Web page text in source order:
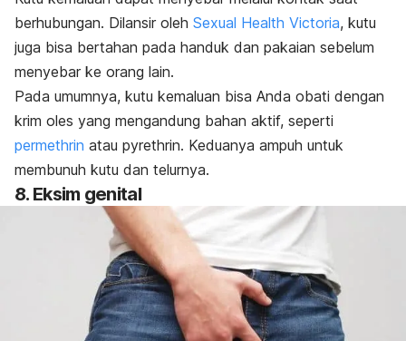
berhubungan. Dilansir oleh Sexual Health Victoria, kutu
juga bisa bertahan pada handuk dan pakaian sebelum
menyebar ke orang lain.
Pada umumnya, kutu kemaluan bisa Anda obati dengan
krim oles yang mengandung bahan aktif, seperti
permethrin atau pyrethrin. Keduanya ampuh untuk
membunuh kutu dan telurnya.
8. Eksim genital